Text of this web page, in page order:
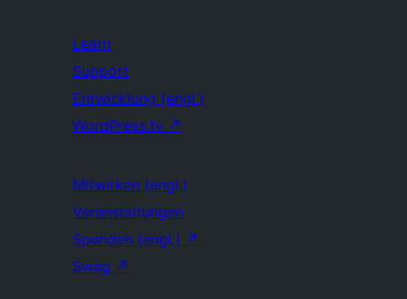
Learn
Support
Entwicklung (engl.)
WordPress.tv ↗
Mitwirken (engl.)
Veranstaltungen
Spenden (engl.) ↗
Swag ↗